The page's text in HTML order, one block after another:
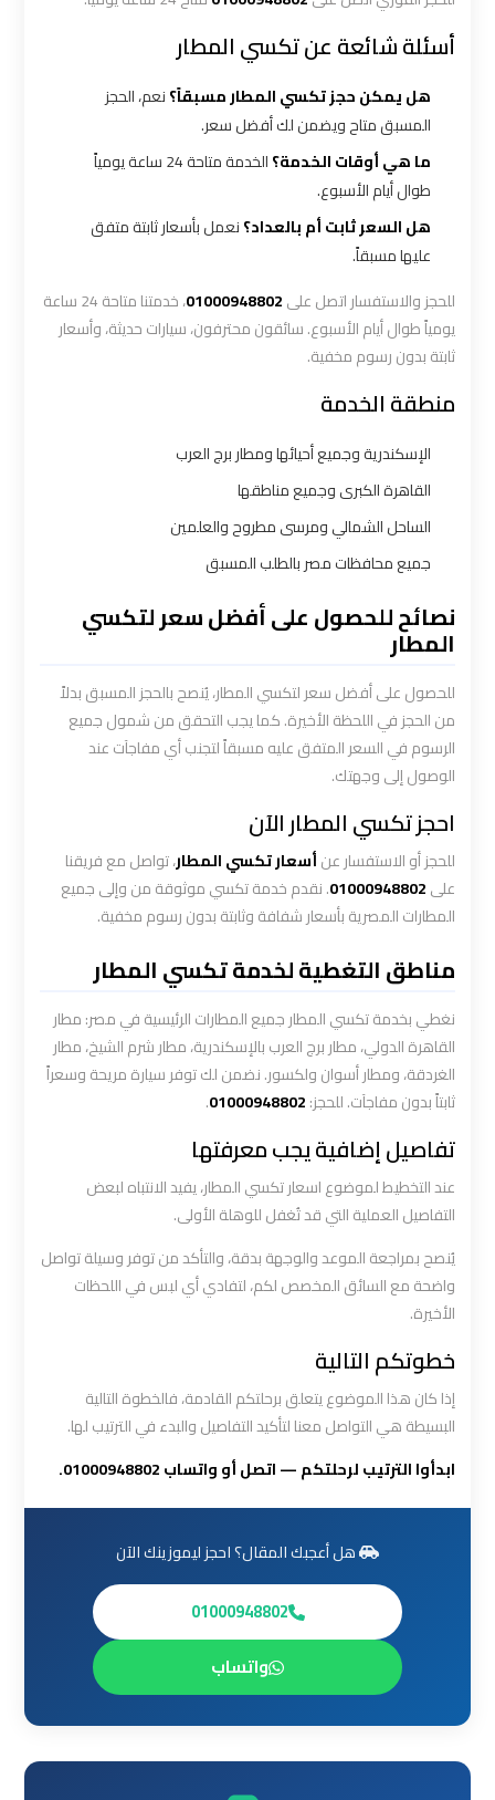
أسئلة شائعة عن تكسي المطار
هل يمكن حجز تكسي المطار مسبقاً؟نعم، الحجز
المسبق متاح ويضمن لك أفضل سعر.
ما هي أوقات الخدمة؟
الخدمة متاحة 24 ساعة يومياً
طوال أيام الأسبوع.
هل السعر ثابت أم بالعداد؟نعمل بأسعار ثابتة متفق
عليها مسبقاً.
للحجز والاستفسار اتصل على01000948802
، خدمتنا متاحة 24 ساعة
يومياً طوال أيام الأسبوع. سائقون محترفون، سيارات حديثة، وأسعار
ثابتة بدون رسوم مخفية.
منطقة الخدمة
الإسكندرية وجميع أحيائها ومطار برج العرب
القاهرة الكبرى وجميع مناطقها
الساحل الشمالي ومرسى مطروح والعلمين
جميع محافظات مصر بالطلب المسبق
نصائح للحصول على أفضل سعر لتكسي
المطار
للحصول على أفضل سعر لتكسي المطار، يُنصح بالحجز المسبق بدلاً
من الحجز في اللحظة الأخيرة. كما يجب التحقق من شمول جميع
الرسوم في السعر المتفق عليه مسبقاً لتجنب أي مفاجآت عند
الوصول إلى وجهتك.
احجز تكسي المطار الآن
للحجز أو الاستفسار عنأسعار تكسي المطار، تواصل مع فريقنا
على01000948802. نقدم خدمة تكسي موثوقة من وإلى جميع
المطارات المصرية بأسعار شفافة وثابتة بدون رسوم مخفية.
مناطق التغطية لخدمة تكسي المطار
نغطي بخدمة تكسي المطار جميع المطارات الرئيسية في مصر: مطار
القاهرة الدولي، مطار برج العرب بالإسكندرية، مطار شرم الشيخ، مطار
الغردقة، ومطار أسوان ولكسور. نضمن لك توفر سيارة مريحة وسعراً
ثابتاً بدون مفاجآت. للحجز:01000948802
.
تفاصيل إضافية يجب معرفتها
عند التخطيط لموضوع اسعار تكسي المطار، يفيد الانتباه لبعض
التفاصيل العملية التي قد تُغفل للوهلة الأولى.
يُنصح بمراجعة الموعد والوجهة بدقة، والتأكد من توفر وسيلة تواصل
واضحة مع السائق المخصص لكم، لتفادي أي لبس في اللحظات
الأخيرة.
خطوتكم التالية
إذا كان هذا الموضوع يتعلق برحلتكم القادمة، فالخطوة التالية
البسيطة هي التواصل معنا لتأكيد التفاصيل والبدء في الترتيب لها.
ابدأوا الترتيب لرحلتكم — اتصل أو واتساب 01000948802.
هل أعجبك المقال؟ احجز ليموزينك الآن
01000948802
واتساب
ليموزين
اسكندرية
ليموزين
توصيل
المطار
القاهرة
أسعار
ليموزين
القاهرة
ليموزين
القاهرة
اسكندرية
ليموزين
العرب
مطروح
ليموزين
الاسكندرية
القاهرة
ليموزين
القاهرة
مطار
القاهرة